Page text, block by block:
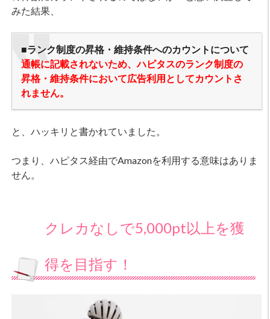
みた結果、
■ランク制度の昇格・維持条件へのカウントについて
通帳に記載されないため、ハピタスのランク制度の
昇格・維持条件において広告利用としてカウントさ
れません。
と、ハッキリと書かれていました。
つまり、ハピタス経由でAmazonを利用する意味はありま
せん。
クレカなしで5,000pt以上を獲
得を目指す！